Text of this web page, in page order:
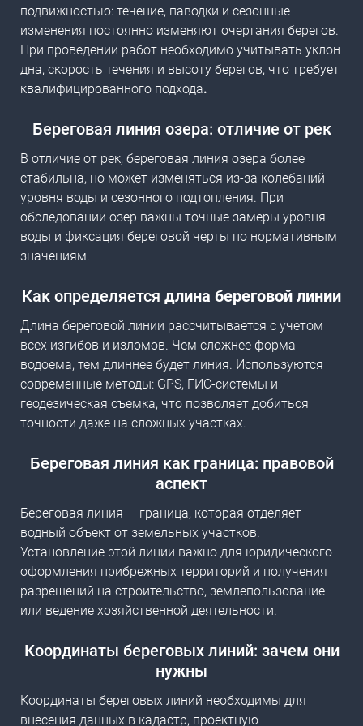
подвижностью: течение, паводки и сезонные
изменения постоянно изменяют очертания берегов.
При проведении работ необходимо учитывать уклон
дна, скорость течения и высоту берегов, что требует
квалифицированного подхода.
Береговая линия озера: отличие от рек
В отличие от рек, береговая линия озера более
стабильна, но может изменяться из-за колебаний
уровня воды и сезонного подтопления. При
обследовании озер важны точные замеры уровня
воды и фиксация береговой черты по нормативным
значениям.
Как определяется длина береговой линии
Длина береговой линии рассчитывается с учетом
всех изгибов и изломов. Чем сложнее форма
водоема, тем длиннее будет линия. Используются
современные методы: GPS, ГИС-системы и
геодезическая съемка, что позволяет добиться
точности даже на сложных участках.
Береговая линия как граница: правовой
аспект
Береговая линия — граница, которая отделяет
водный объект от земельных участков.
Установление этой линии важно для юридического
оформления прибрежных территорий и получения
разрешений на строительство, землепользование
или ведение хозяйственной деятельности.
Координаты береговых линий: зачем они
нужны
Координаты береговых линий необходимы для
внесения данных в кадастр, проектную